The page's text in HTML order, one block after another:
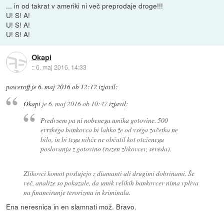
... in od takrat v ameriki ni več preprodaje droge!!!
U! S! A!
U! S! A!
U! S! A!
Okapi
::6. maj 2016, 14:33
poweroffje6. maj 2016 ob 12:12 izjavil:
Okapije6. maj 2016 ob 10:47izjavil:
Predvsem pa ni nobenega umika gotovine. 500
evrskega bankovca bi lahko že od vsega začetka ne
bilo, in bi tega nihče ne občutil kot oteženega
poslovanja z gotovino (razen zlikovcev, seveda).
Zlikovci komot poslujejo z diamanti ali drugimi dobrinami. Še
več, analize so pokazale, da umik velikih bankovcev nima vpliva
na financiranje terorizma in kriminala.
Ena neresnica in en slamnati mož. Bravo.